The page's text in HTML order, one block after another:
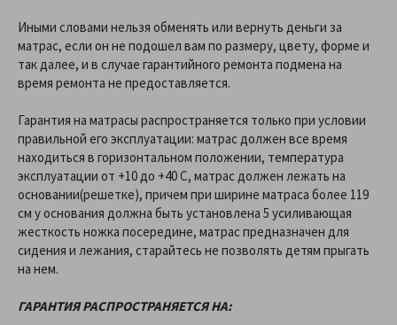
Иными словами нельзя обменять или вернуть деньги за
матрас, если он не подошел вам по размеру, цвету, форме и
так далее, и в случае гарантийного ремонта подмена на
время ремонта не предоставляется.
Гарантия на матрасы распространяется только при условии
правильной его эксплуатации: матрас должен все время
находиться в горизонтальном положении, температура
эксплуатации от +10 до +40 C, матрас должен лежать на
основании(решетке), причем при ширине матраса более 119
см у основания должна быть установлена 5 усиливающая
жесткость ножка посередине, матрас предназначен для
сидения и лежания, старайтесь не позволять детям прыгать
на нем.
ГАРАНТИЯ РАСПРОСТРАНЯЕТСЯ НА: